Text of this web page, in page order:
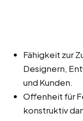
Fähigkeit zur
Designern,
und Kunden.
Offenheit für
konstruktiv